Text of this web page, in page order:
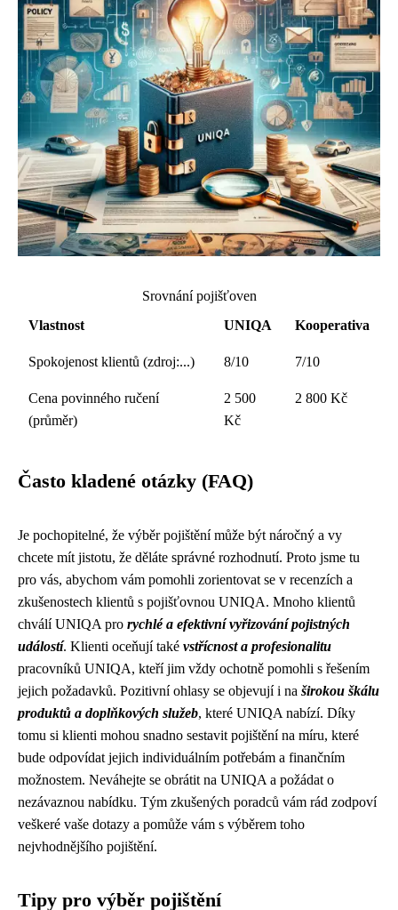
Srovnání pojišťoven
Vlastnost
UNIQA Kooperativa
Spokojenost klientů (zdroj:...) 8/10 7/10
Cena povinného ručení
(průměr)
2 500
Kč
2 800 Kč
Často kladené otázky (FAQ)
Je pochopitelné, že výběr pojištění může být náročný a vy
chcete mít jistotu, že děláte správné rozhodnutí. Proto jsme tu
pro vás, abychom vám pomohli zorientovat se v recenzích a
zkušenostech klientů s pojišťovnou UNIQA. Mnoho klientů
chválí UNIQA pro rychlé a efektivní vyřizování pojistných
událostí. Klienti oceňují také vstřícnost a profesionalitu
pracovníků UNIQA, kteří jim vždy ochotně pomohli s řešením
jejich požadavků. Pozitivní ohlasy se objevují i na širokou škálu
produktů a doplňkových služeb, které UNIQA nabízí. Díky
tomu si klienti mohou snadno sestavit pojištění na míru, které
bude odpovídat jejich individuálním potřebám a finančním
možnostem. Neváhejte se obrátit na UNIQA a požádat o
nezávaznou nabídku. Tým zkušených poradců vám rád zodpoví
veškeré vaše dotazy a pomůže vám s výběrem toho
nejvhodnějšího pojištění.
Tipy pro výběr pojištění